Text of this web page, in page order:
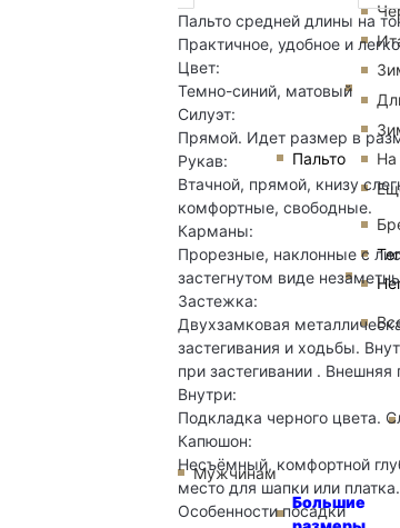
Мужчинам
Пальто
Большие
Пальто средней длины на
Практичное, удобное и
Цвет:
Темно-синий, матовый
Силуэт:
Прямой. Идет размер в
Рукав:
Втачной, прямой, книзу
комфортные, свободные.
Карманы:
Прорезные, наклонные с
застегнутом виде
Застежка:
Двухзамковая
застегивания и ходьбы.
при застегивании .
Внутри:
Подкладка черного цвета.
Капюшон:
Несъёмный, комфортной
место для шапки или
Особенности посадки